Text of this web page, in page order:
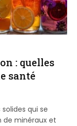
: quelles
santé
qui se
de minéraux et